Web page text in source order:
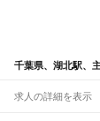
千葉県、湖北駅、
求人の詳細を表示